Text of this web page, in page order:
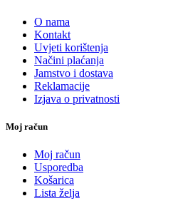
O nama
Kontakt
Uvjeti korištenja
Načini plaćanja
Jamstvo i dostava
Reklamacije
Izjava o privatnosti
Moj račun
Moj račun
Usporedba
Košarica
Lista želja